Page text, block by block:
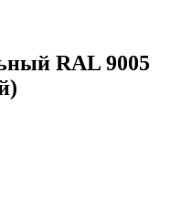
RAL 9005